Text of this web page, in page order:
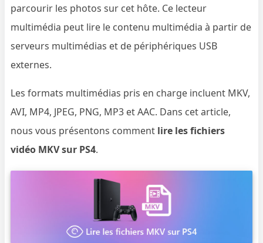
parcourir les photos sur cet hôte. Ce lecteur
multimédia peut lire le contenu multimédia à partir de
serveurs multimédias et de périphériques USB
externes.
Les formats multimédias pris en charge incluent MKV,
AVI, MP4, JPEG, PNG, MP3 et AAC. Dans cet article,
nous vous présentons comment lire les fichiers
vidéo MKV sur PS4.